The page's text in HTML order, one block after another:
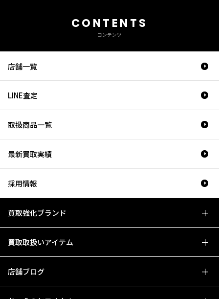
CONTENTS
コンテンツ
店舗一覧
LINE査定
取扱商品一覧
最新買取実績
採用情報
買取強化ブランド
買取取扱いアイテム
店舗ブログ